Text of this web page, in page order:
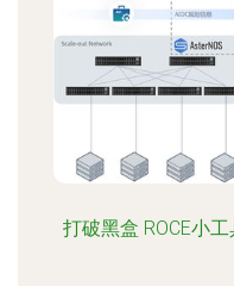
打破黑盒 ROCE小